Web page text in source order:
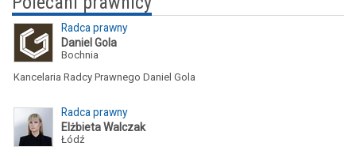
Radca prawny
Daniel Gola
Bochnia
Kancelaria Radcy Prawnego Daniel Gola
Radca prawny
Elżbieta Walczak
Łódź